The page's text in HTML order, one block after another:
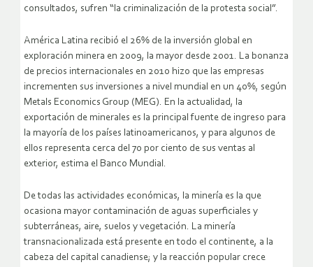
consultados, sufren “la criminalización de la protesta social”.
América Latina recibió el 26% de la inversión global en
exploración minera en 2009, la mayor desde 2001. La bonanza
de precios internacionales en 2010 hizo que las empresas
incrementen sus inversiones a nivel mundial en un 40%, según
Metals Economics Group (MEG). En la actualidad, la
exportación de minerales es la principal fuente de ingreso para
la mayoría de los países latinoamericanos, y para algunos de
ellos representa cerca del 70 por ciento de sus ventas al
exterior, estima el Banco Mundial.
De todas las actividades económicas, la minería es la que
ocasiona mayor contaminación de aguas superficiales y
subterráneas, aire, suelos y vegetación. La minería
transnacionalizada está presente en todo el continente, a la
cabeza del capital canadiense; y la reacción popular crece